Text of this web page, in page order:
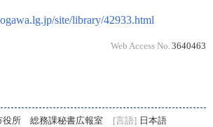
site/library/42933.html
Web Access No. 3640463
役所 総務課秘書広報室 [言語] 日本語